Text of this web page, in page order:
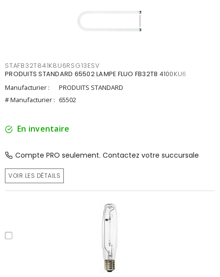
STAFB32T841K8U6RSG13ESV
PRODUITS STANDARD 65502 LAMPE FLUO FB32T8 4100KU6
Manufacturier :
PRODUITS STANDARD
# Manufacturier : 65502
En inventaire
Compte PRO seulement. Contactez votre succursale
VOIR LES DÉTAILS